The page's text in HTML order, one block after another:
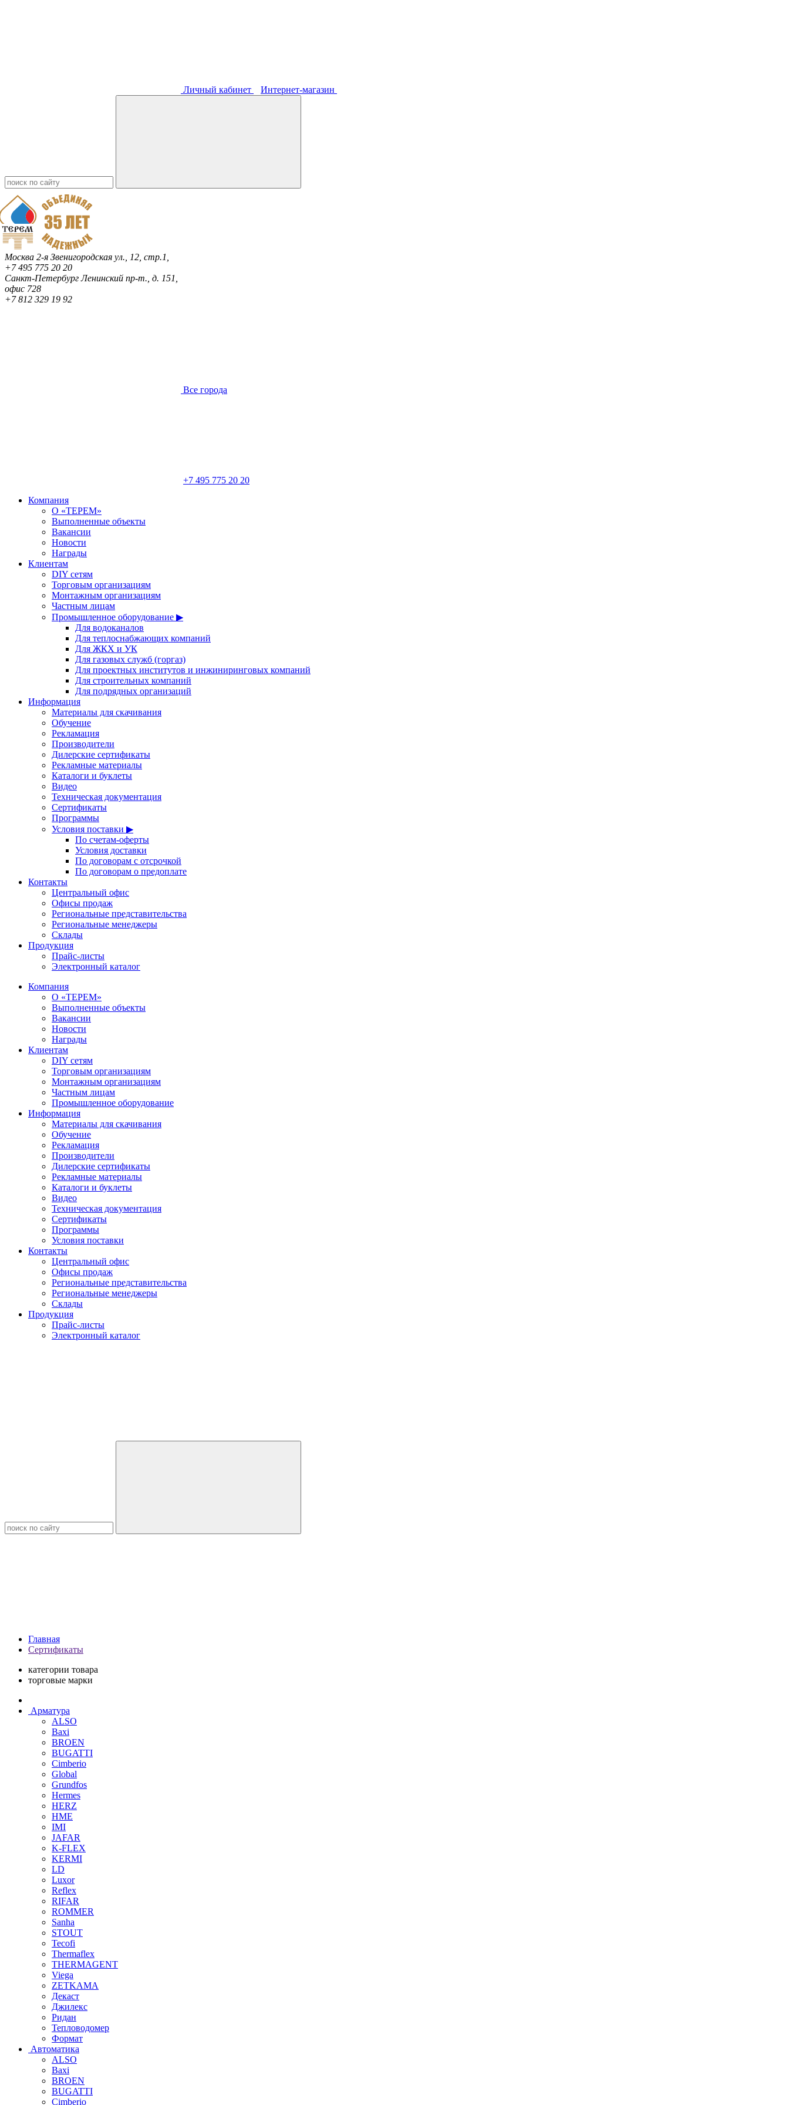
Личный кабинет Интернет-магазин
Москва 2-я Звенигородская ул., 12, стр.1,
+7 495 775 20 20
Санкт-ПетербургЛенинский пр-т., д. 151,
офис 728
+7 812 329 19 92
Все города
+7 495 775 20 20
Компания
О «ТЕРЕМ»
Выполненные объекты
Вакансии
Новости
Награды
Клиентам
DIY сетям
Торговым организациям
Монтажным организациям
Частным лицам
Промышленное оборудование ▶
Для водоканалов
Для теплоснабжающих компаний
Для ЖКХ и УК
Для газовых служб (горгаз)
Для проектных институтов и инжиниринговых компаний
Для строительных компаний
Для подрядных организаций
Информация
Материалы для скачивания
Обучение
Рекламация
Производители
Дилерские сертификаты
Рекламные материалы
Каталоги и буклеты
Видео
Техническая документация
Сертификаты
Программы
Условия поставки ▶
По счетам-оферты
Условия доставки
По договорам с отсрочкой
По договорам о предоплате
Контакты
Центральный офис
Офисы продаж
Региональные представительства
Региональные менеджеры
Склады
Продукция
Прайс-листы
Электронный каталог
Компания
О «ТЕРЕМ»
Выполненные объекты
Вакансии
Новости
Награды
Клиентам
DIY сетям
Торговым организациям
Монтажным организациям
Частным лицам
Промышленное оборудование
Информация
Материалы для скачивания
Обучение
Рекламация
Производители
Дилерские сертификаты
Рекламные материалы
Каталоги и буклеты
Видео
Техническая документация
Сертификаты
Программы
Условия поставки
Контакты
Центральный офис
Офисы продаж
Региональные представительства
Региональные менеджеры
Склады
Продукция
Прайс-листы
Электронный каталог
Главная
Сертификаты
категории товара
торговые марки
Арматура
ALSO
Baxi
BROEN
BUGATTI
Cimberio
Global
Grundfos
Hermes
HERZ
HME
IMI
JAFAR
K-FLEX
KERMI
LD
Luxor
Reflex
RIFAR
ROMMER
Sanha
STOUT
Tecofi
Thermaflex
THERMAGENT
Viega
ZETKAMA
Декаст
Джилекс
Ридан
Тепловодомер
Формат
Автоматика
ALSO
Baxi
BROEN
BUGATTI
Cimberio